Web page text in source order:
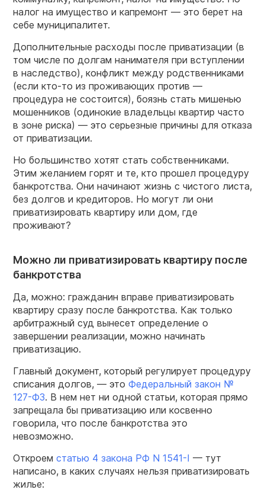
налог на имущество и капремонт — это берет на
себе муниципалитет.
Дополнительные расходы после приватизации (в
том числе по долгам нанимателя при вступлении
в наследство), конфликт между родственниками
(если кто-то из проживающих против —
процедура не состоится), боязнь стать мишенью
мошенников (одинокие владельцы квартир часто
в зоне риска) — это серьезные причины для отказа
от приватизации.
Но большинство хотят стать собственниками.
Этим желанием горят и те, кто прошел процедуру
банкротства. Они начинают жизнь с чистого листа,
без долгов и кредиторов. Но могут ли они
приватизировать квартиру или дом, где
проживают?
Можно ли приватизировать квартиру после
банкротства
Да, можно: гражданин вправе приватизировать
квартиру сразу после банкротства. Как только
арбитражный суд вынесет определение о
завершении реализации, можно начинать
приватизацию.
Главный документ, который регулирует процедуру
списания долгов, — это Федеральный закон №
127-ФЗ. В нем нет ни одной статьи, которая прямо
запрещала бы приватизацию или косвенно
говорила, что после банкротства это
невозможно.
Откроем статью 4 закона РФ N 1541-I — тут
написано, в каких случаях нельзя приватизировать
жилье: